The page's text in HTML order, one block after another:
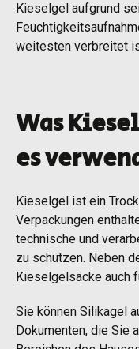
Kieselgel aufgrund
weitesten verbreitet
Was
es
Kieselgel ist ein
Verpackungen
technische und
zu schützen. Neben
Kieselgelsäcke auch
Sie können Silikagel
Dokumenten, die Sie